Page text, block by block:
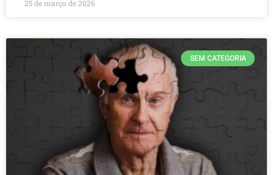
25 de março de 2026
SEM CATEGORIA